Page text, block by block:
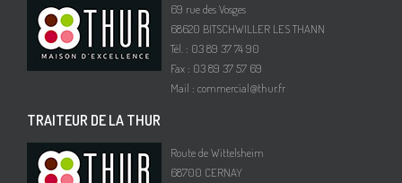
69 rue des Vosges
68620 BITSCHWILLER LES THANN
Tél. : 03 89 37 74 90
Fax : 03 89 37 57 69
Mail : commercial@thur.fr
TRAITEUR DE LA THUR
Route de Wittelsheim
68700 CERNAY